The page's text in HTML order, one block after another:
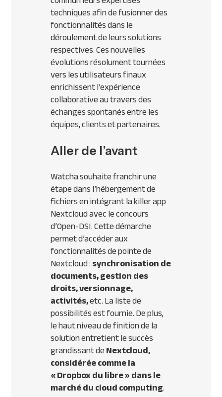
techniques afin de fusionner des
fonctionnalités dans le
déroulement de leurs solutions
respectives. Ces nouvelles
évolutions résolument tournées
vers les utilisateurs finaux
enrichissent l’expérience
collaborative au travers des
échanges spontanés entre les
équipes, clients et partenaires.
Aller de l’avant
Watcha souhaite franchir une
étape dans l’hébergement de
fichiers en intégrant la killer app
Nextcloud avec le concours
d’Open-DSI. Cette démarche
permet d’accéder aux
fonctionnalités de pointe de
Nextcloud :synchronisation de
documents, gestion des
droits, versionnage,
activités,etc. La liste de
possibilités est fournie. De plus,
le haut niveau de finition de la
solution entretient le succès
grandissant deNextcloud,
considérée comme la
«Dropbox du libre » dans le
marché du cloud computing.